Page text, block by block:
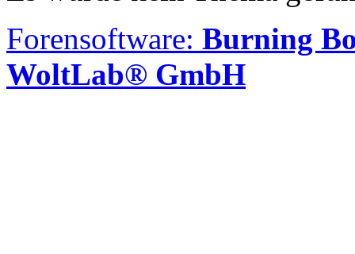
Forensoftware: Burning
WoltLab® GmbH